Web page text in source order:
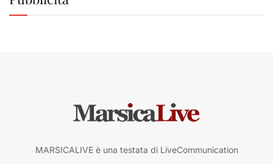
MARSICALIVE è una testata di LiveCommunication